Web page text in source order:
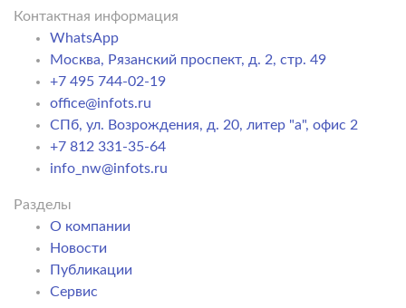
Контактная информация
WhatsApp
Москва, Рязанский проспект, д. 2, стр. 49
+7 495 744-02-19
office@infots.ru
СПб, ул. Возрождения, д. 20, литер "a", офис 2
+7 812 331-35-64
info_nw@infots.ru
Разделы
О компании
Новости
Публикации
Сервис